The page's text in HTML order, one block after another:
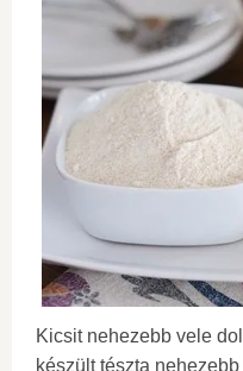
Kicsit nehezebb vele
készült tészta